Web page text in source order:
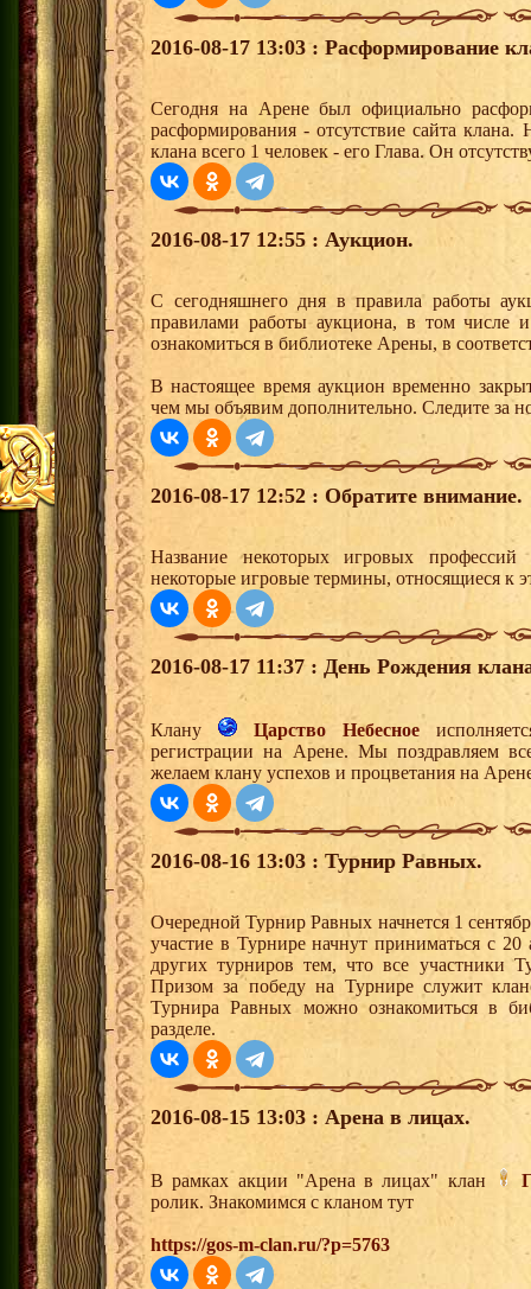
2016-08-17 13:03 : Расформирование
Сегодня на Арене был официально
расформирования - отсутствие сайта
клана всего 1 человек - его Глава. Он
2016-08-17 12:55 : Аукцион.
С сегодняшнего дня в правила работы
правилами работы аукциона, в том
ознакомиться в библиотеке Арены, в
В настоящее время аукцион временно
чем мы объявим дополнительно. Следите за
2016-08-17 12:52 : Обратите внимание.
Название некоторых игровых
некоторые игровые термины, относящиеся к
2016-08-17 11:37 : День Рождения
Клану Царство Небесное
регистрации на Арене. Мы поздравляем
желаем клану успехов и процветания на
2016-08-16 13:03 : Турнир Равных.
Очередной Турнир Равных начнется 1
участие в Турнире начнут приниматься с 20
других турниров тем, что все участники
Призом за победу на Турнире служит
Турнира Равных можно ознакомиться в
разделе.
2016-08-15 13:03 : Арена в лицах.
В рамках акции "Арена в лицах" клан
ролик. Знакомимся с кланом тут
https://gos-m-clan.ru/?p=5763